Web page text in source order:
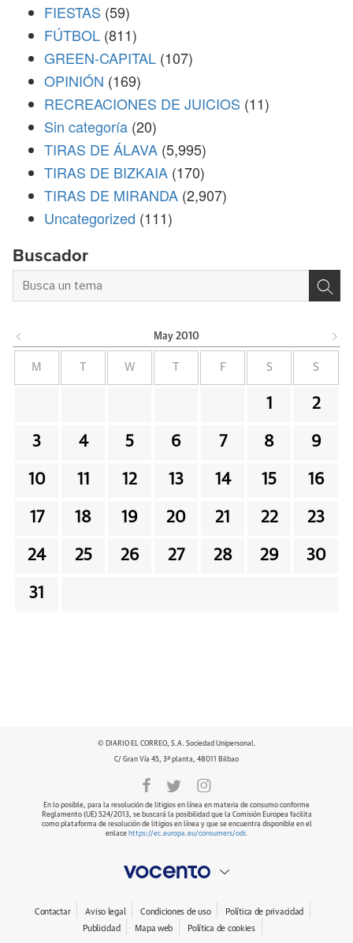
FIESTAS (59)
FÚTBOL (811)
GREEN-CAPITAL (107)
OPINIÓN (169)
RECREACIONES DE JUICIOS (11)
Sin categoría (20)
TIRAS DE ÁLAVA (5,995)
TIRAS DE BIZKAIA (170)
TIRAS DE MIRANDA (2,907)
Uncategorized (111)
Buscador
May 2010
M W F S S
1 2
3 4 5 6 7 8 9
10 11 12 13 14 15 16
17 18 19 20 21 22 23
24 25 26 27 28 29 30
31
© DIARIO EL CORREO, S.A. Sociedad Unipersonal.
C/ Gran Vía 45, 3ª planta, 48011 Bilbao
En lo posible, para la resolución de litigios en línea en materia de consumo conforme
Reglamento (UE) 524/2013, se buscará la posibilidad que la Comisión Europea facilita
como plataforma de resolución de litigios en línea y que se encuentra disponible en el
enlace https://ec.europa.eu/consumers/odr.
Contactar Aviso legal Condiciones de uso
Política de privacidad
Publicidad
Mapa web Política de cookies